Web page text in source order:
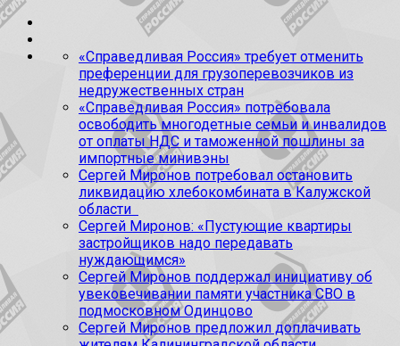
«Справедливая Россия» требует отменить
преференции для грузоперевозчиков из
недружественных стран
«Справедливая Россия» потребовала
освободить многодетные семьи и инвалидов
от оплаты НДС и таможенной пошлины за
импортные минивэны
Сергей Миронов потребовал остановить
ликвидацию хлебокомбината в Калужской
области
Сергей Миронов: «Пустующие квартиры
застройщиков надо передавать
нуждающимся»
Сергей Миронов поддержал инициативу об
увековечивании памяти участника СВО в
подмосковном Одинцово
Сергей Миронов предложил доплачивать